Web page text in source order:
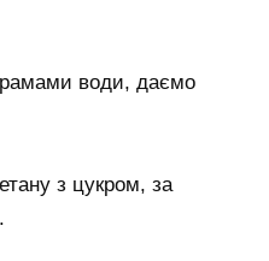
води, даємо
з цукром, за